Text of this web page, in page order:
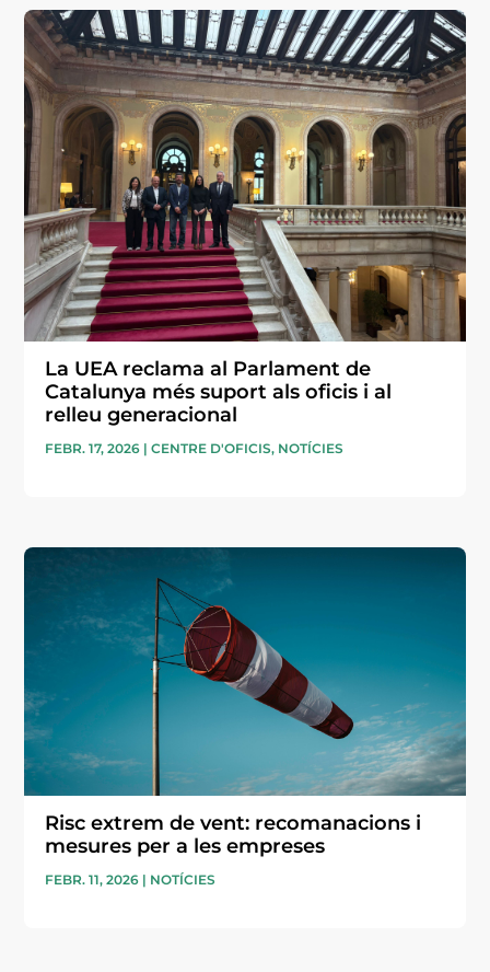
La UEA reclama al Parlament de
Catalunya més suport als oficis i al
relleu generacional
FEBR. 17, 2026 |CENTRE D'OFICIS, NOTÍCIES
Risc extrem de vent: recomanacions i
mesures per a les empreses
FEBR. 11, 2026 | NOTÍCIES